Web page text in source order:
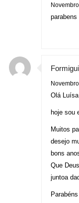
Olá
hoje sou
Muitos
desejo
bons
Que
juntoa